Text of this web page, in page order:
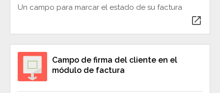
Un campo para marcar el estado de su factura
open_in_new
Campo de firma del cliente en el
módulo de factura